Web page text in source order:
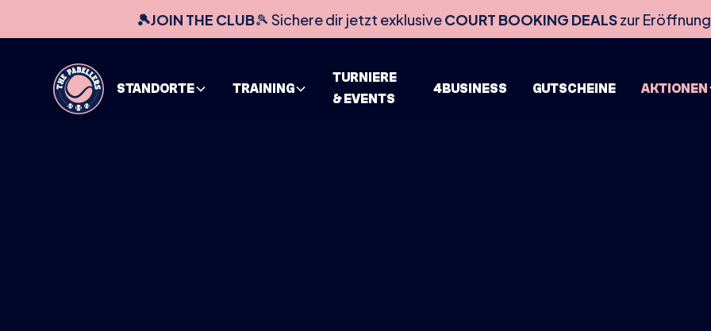
🎾JOIN THE CLUB🎾 Sichere dir jetzt exklusiveCOURT BOOKING DEALSzur
STANDORTE TRAINING
TURNIERE
& EVENTS
4BUSINESS GUTSCHEINE AKTIONEN